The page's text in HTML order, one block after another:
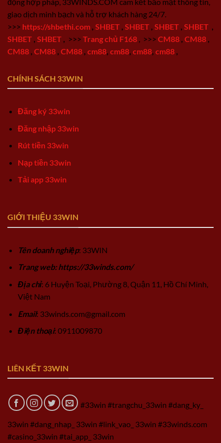
giao dịch minh bạch và hỗ trợ khách hàng 24/7.
>>> https://shbethi.com SHBET SHBET SHBET SHBET
SHBET SHBET >>> Trang chủ F168 >>> CM88 CM88
CM88 CM88 CM88 cm88 cm88 cm88 cm88
CHÍNH SÁCH 33WIN
Đăng ký 33win
Đăng nhập 33win
Rút tiền 33win
Nạp tiền 33win
Tải app 33win
GIỚI THIỆU 33WIN
Tên doanh nghiệp: 33WIN
Trang web: https://33winds.com/
Địa chỉ: 6 Huyện Toại, Phường 8, Quận 11, Hồ Chí Minh,
Việt Nam
Email: 33winds.com@gmail.com
Điện thoại: 0911009870
LIÊN KẾT 33WIN
#33win #trangchu_33win #dang_ky_
33win #dang_nhap_ 33win #link_vao_ 33win #33winds.com
#casino_33win #tai_app_ 33win